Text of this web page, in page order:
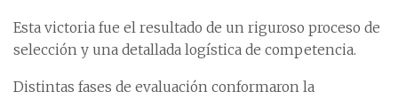
Esta victoria fue el resultado de un riguroso proceso de
selección y una detallada logística de competencia.
Distintas fases de evaluación conformaron la